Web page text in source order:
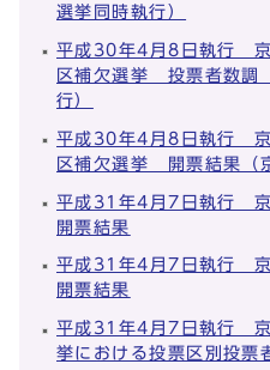
選挙同時執行）
平成30年4月8日執行 京
区補欠選挙 投票者数調
行）
平成30年4月8日執行 京
区補欠選挙 開票結果（
平成31年4月7日執行
開票結果
平成31年4月7日執行
開票結果
平成31年4月7日執行 京
挙における投票区別投票